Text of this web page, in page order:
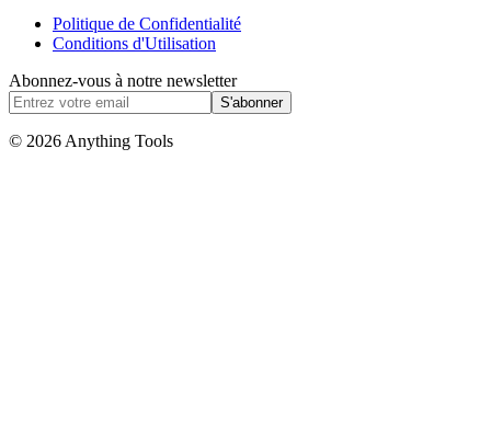
Politique de Confidentialité
Conditions d'Utilisation
Abonnez-vous à notre newsletter
S'abonner
© 2026 Anything Tools